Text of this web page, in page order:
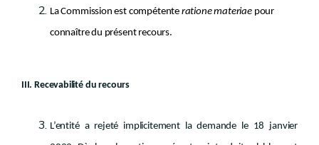
La Commission est compétente ratione materiaepour
connaître du présent recours.
III. Recevabilité du recours
L’entité a rejeté implicitement la demande le 18 janvier